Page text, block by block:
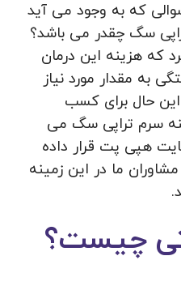
که به وجود می آید
سگ چقدر می باشد؟
که هزینه این درمان
به مقدار مورد نیاز
این حال برای کسب
سرم تراپی سگ می
هپی پت قرار داده
ما در این زمینه
چیست؟